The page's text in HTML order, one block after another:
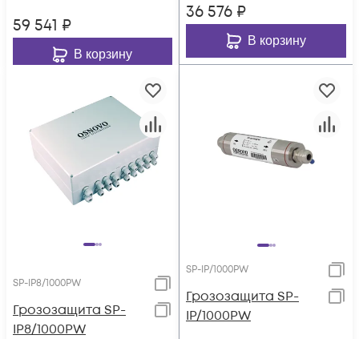
59 541 ₽
В корзину
36 576 ₽
В корзину
SP-IP8/1000PW
Грозозащита SP-
IP8/1000PW
SP-IP/1000PW
Грозозащита SP-
IP/1000PW